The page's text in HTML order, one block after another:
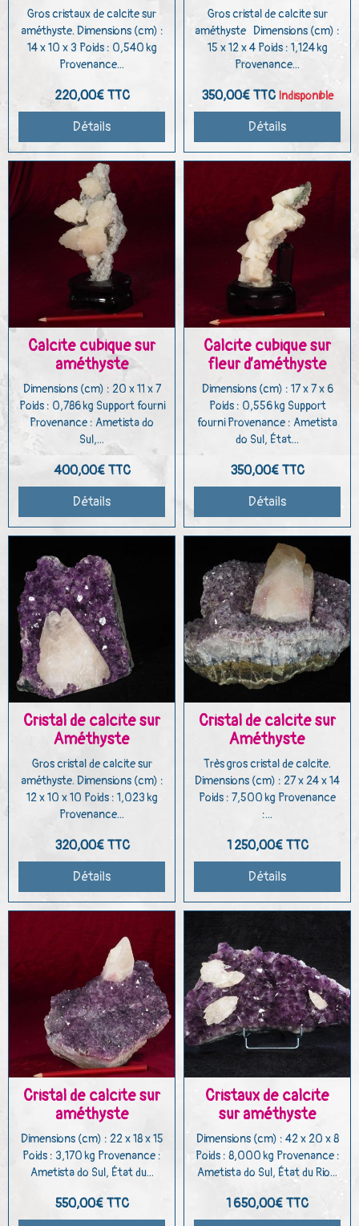
Gros cristaux de calcite sur
améthyste. Dimensions (cm) :
14 x 10 x 3 Poids : 0,540 kg
Provenance...
220,00€ TTC
Détails
Gros cristal de calcite sur
améthyste Dimensions (cm) :
15 x 12 x 4 Poids : 1,124 kg
Provenance...
350,00€ TTC Indisponible
Détails
Calcite cubique sur
améthyste
Dimensions (cm) : 20 x 11 x 7
Poids : 0,786 kg Support fourni
Provenance : Ametista do
Sul,...
400,00€ TTC
Détails
Calcite cubique sur
fleur d’améthyste
Dimensions (cm) : 17 x 7 x 6
Poids : 0,556 kg Support
fourni Provenance : Ametista
do Sul, État...
350,00€ TTC
Détails
Cristal de calcite sur
Améthyste
Gros cristal de calcite sur
améthyste. Dimensions (cm) :
12 x 10 x 10 Poids : 1,023 kg
Provenance...
320,00€ TTC
Détails
Cristal de calcite sur
Améthyste
Très gros cristal de calcite.
Dimensions (cm) : 27 x 24 x 14
Poids : 7,500 kg Provenance
:...
1 250,00€ TTC
Détails
Cristal de calcite sur
améthyste
Dimensions (cm) : 22 x 18 x 15
Poids : 3,170 kg Provenance :
Ametista do Sul, État du...
550,00€ TTC
Cristaux de calcite
sur améthyste
Dimensions (cm) : 42 x 20 x 8
Poids : 8,000 kg Provenance :
Ametista do Sul, État du Rio...
1 650,00€ TTC